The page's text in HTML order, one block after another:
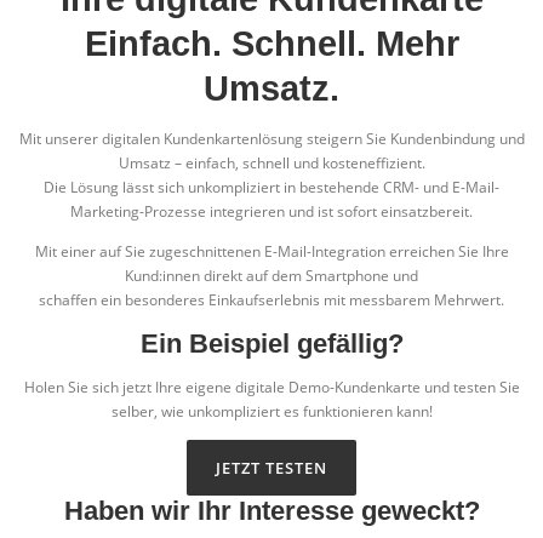
Einfach. Schnell. Mehr
Umsatz.
Mit unserer digitalen Kundenkartenlösung steigern Sie Kundenbindung und
Umsatz – einfach, schnell und kosteneffizient.
Die Lösung lässt sich unkompliziert in bestehende CRM- und E-Mail-
Marketing-Prozesse integrieren und ist sofort einsatzbereit.
Mit einer auf Sie zugeschnittenen E-Mail-Integration erreichen Sie Ihre
Kund:innen direkt auf dem Smartphone und
schaffen ein besonderes Einkaufserlebnis mit messbarem Mehrwert.
Ein Beispiel gefällig?
Holen Sie sich jetzt Ihre eigene digitale Demo-Kundenkarte und testen Sie
selber, wie unkompliziert es funktionieren kann!
JETZT TESTEN
Haben wir Ihr Interesse geweckt?